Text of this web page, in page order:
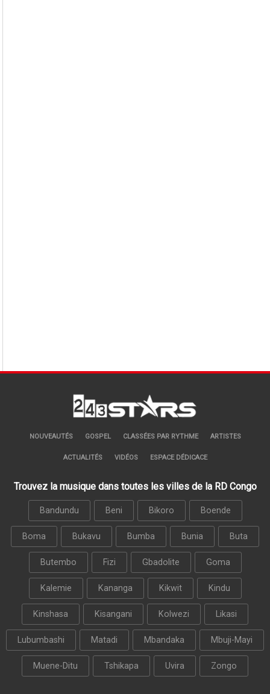
NOUVEAUTÉS GOSPEL CLASSÉES PAR RYTHME ARTISTES
ACTUALITÉS VIDÉOS ESPACE DÉDICACE
Trouvez la musique dans toutes les villes de la RD Congo
Bandundu Beni Bikoro Boende
Boma Bukavu Bumba Bunia Buta
Butembo Fizi Gbadolite Goma
Kalemie Kananga Kikwit Kindu
Kinshasa Kisangani Kolwezi Likasi
Lubumbashi Matadi Mbandaka Mbuji-Mayi
Muene-Ditu Tshikapa Uvira Zongo